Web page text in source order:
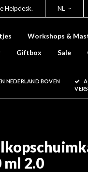
Helpdesk. NL
Workshops &
Giftbox Sale
NEDERLAND BOVEN
2.0